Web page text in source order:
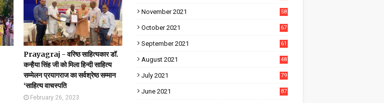
Prayagraj - वरिष्ठ साहित्यकार डॉ.
कन्हैया सिंह जी को मिला हिन्दी साहित्य
सम्मेलन प्रयागराज का सर्वश्रेष्ठ सम्मान
‘साहित्य वाचस्पति
February 26, 2023
November 2021 58
October 2021 67
September 2021 61
August 2021 48
July 2021 79
June 2021 87